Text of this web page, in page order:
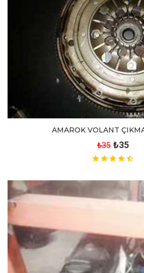
AMAROK VOLANT
₺35 ₺35